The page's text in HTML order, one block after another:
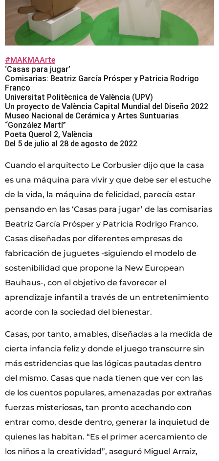
#MAKMAArte
‘Casas para jugar’
Comisarias: Beatriz García Prósper y Patricia Rodrigo
Franco
Universitat Politècnica de València (UPV)
Un proyecto de València Capital Mundial del Diseño 2022
Museo Nacional de Cerámica y Artes Suntuarias
“González Martí”
Poeta Querol 2, València
Del 5 de julio al 28 de agosto de 2022
Cuando el arquitecto Le Corbusier dijo que la casa
es una máquina para vivir y que debe ser el estuche
de la vida, la máquina de felicidad, parecía estar
pensando en las ‘Casas para jugar’ de las comisarias
Beatriz García Prósper y Patricia Rodrigo Franco.
Casas diseñadas por diferentes empresas de
fabricación de juguetes -siguiendo el modelo de
sostenibilidad que propone la New European
Bauhaus-, con el objetivo de favorecer el
aprendizaje infantil a través de un entretenimiento
acorde con la sociedad del bienestar.
Casas, por tanto, amables, diseñadas a la medida de
cierta infancia feliz y donde el juego transcurre sin
más estridencias que las lógicas pautadas dentro
del mismo. Casas que nada tienen que ver con las
de los cuentos populares, amenazadas por extrañas
fuerzas misteriosas, tan pronto acechando con
entrar como, desde dentro, generar la inquietud de
quienes las habitan. “Es el primer acercamiento de
los niños a la creatividad”, aseguró Miguel Arraiz,